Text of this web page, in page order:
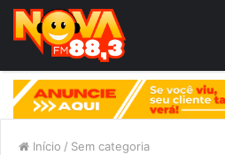
Início / Sem categoria